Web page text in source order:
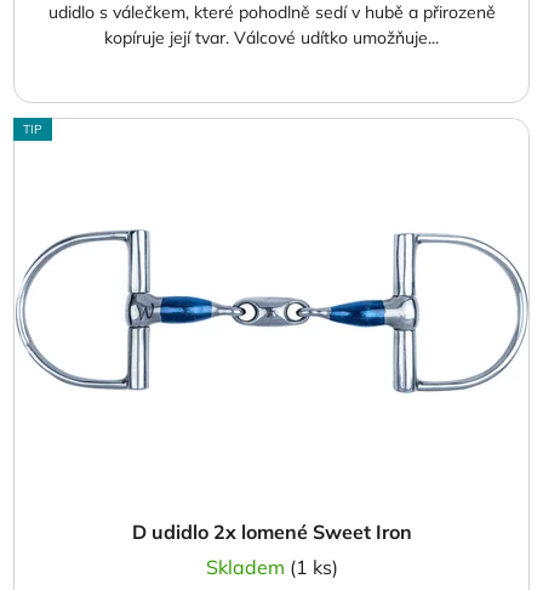
udidlo s válečkem, které pohodlně sedí v hubě a přirozeně
kopíruje její tvar. Válcové udítko umožňuje...
TIP
D udidlo 2x lomené Sweet Iron
Skladem (1 ks)